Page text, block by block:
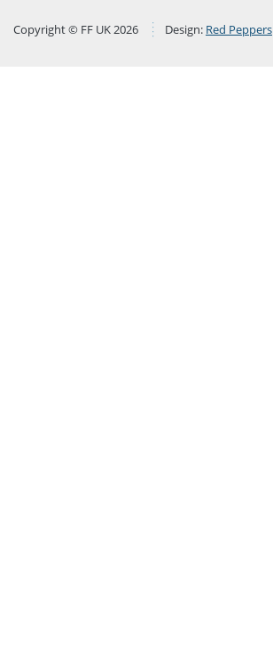
Copyright © FF UK 2026 Design: Red Peppers